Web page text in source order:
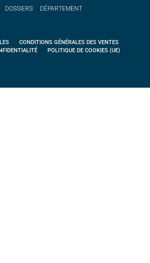
DOSSIERS DÉPARTEMENT
CONDITIONS GÉNÉRALES DES VENTES
POLITIQUE DE COOKIES (UE)